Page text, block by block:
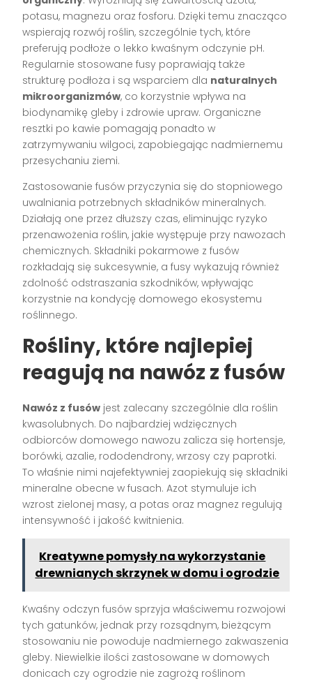
potasu, magnezu oraz fosforu. Dzięki temu znacząco
wspierają rozwój roślin, szczególnie tych, które
preferują podłoże o lekko kwaśnym odczynie pH.
Regularnie stosowane fusy poprawiają także
strukturę podłoża i są wsparciem dla naturalnych
mikroorganizmów, co korzystnie wpływa na
biodynamikę gleby i zdrowie upraw. Organiczne
resztki po kawie pomagają ponadto w
zatrzymywaniu wilgoci, zapobiegając nadmiernemu
przesychaniu ziemi.
Zastosowanie fusów przyczynia się do stopniowego
uwalniania potrzebnych składników mineralnych.
Działają one przez dłuższy czas, eliminując ryzyko
przenawożenia roślin, jakie występuje przy nawozach
chemicznych. Składniki pokarmowe z fusów
rozkładają się sukcesywnie, a fusy wykazują również
zdolność odstraszania szkodników, wpływając
korzystnie na kondycję domowego ekosystemu
roślinnego.
Rośliny, które najlepiej
reagują na nawóz z fusów
Nawóz z fusów jest zalecany szczególnie dla roślin
kwasolubnych. Do najbardziej wdzięcznych
odbiorców domowego nawozu zalicza się hortensje,
borówki, azalie, rododendrony, wrzosy czy paprotki.
To właśnie nimi najefektywniej zaopiekują się składniki
mineralne obecne w fusach. Azot stymuluje ich
wzrost zielonej masy, a potas oraz magnez regulują
intensywność i jakość kwitnienia.
Kreatywne pomysły na wykorzystanie
drewnianych skrzynek w domu i ogrodzie
Kwaśny odczyn fusów sprzyja właściwemu rozwojowi
tych gatunków, jednak przy rozsądnym, bieżącym
stosowaniu nie powoduje nadmiernego zakwaszenia
gleby. Niewielkie ilości zastosowane w domowych
donicach czy ogrodzie nie zagrożą roślinom